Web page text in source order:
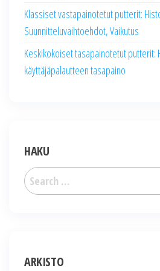
Klassiset vastapainotetut putterit:
Suunnitteluvaihtoehdot, Vaikutus
Keskikokoiset tasapainotetut putterit:
käyttäjäpalautteen tasapaino
HAKU
Search
for:
ARKISTO